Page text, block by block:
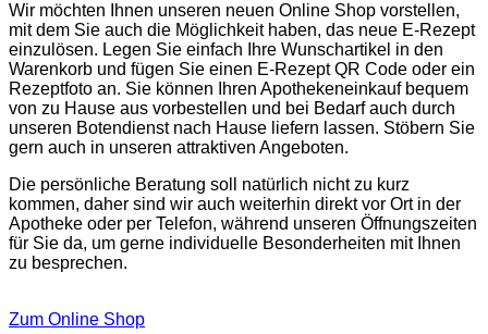
Wir möchten Ihnen unseren neuen Online Shop vorstellen,
mit dem Sie auch die Möglichkeit haben, das neue E-Rezept
einzulösen. Legen Sie einfach Ihre Wunschartikel in den
Warenkorb und fügen Sie einen E-Rezept QR Code oder ein
Rezeptfoto an. Sie können Ihren Apothekeneinkauf bequem
von zu Hause aus vorbestellen und bei Bedarf auch durch
unseren Botendienst nach Hause liefern lassen. Stöbern Sie
gern auch in unseren attraktiven Angeboten.
Die persönliche Beratung soll natürlich nicht zu kurz
kommen, daher sind wir auch weiterhin direkt vor Ort in der
Apotheke oder per Telefon, während unseren Öffnungszeiten
für Sie da, um gerne individuelle Besonderheiten mit Ihnen
zu besprechen.
Zum Online Shop